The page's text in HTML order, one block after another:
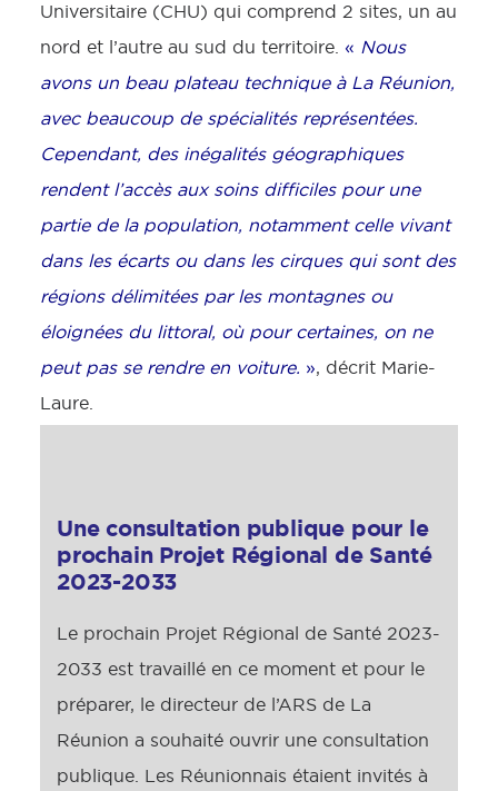
Universitaire (CHU) qui comprend 2 sites, un au
nord et l’autre au sud du territoire. « Nous
avons un beau plateau technique à La Réunion,
avec beaucoup de spécialités représentées.
Cependant, des inégalités géographiques
rendent l’accès aux soins difficiles pour une
partie de la population, notamment celle vivant
dans les écarts ou dans les cirques qui sont des
régions délimitées par les montagnes ou
éloignées du littoral, où pour certaines, on ne
peut pas se rendre en voiture. », décrit Marie-
Laure.
Une consultation publique pour le
prochain Projet Régional de Santé
2023-2033
Le prochain Projet Régional de Santé 2023-
2033 est travaillé en ce moment et pour le
préparer, le directeur de l’ARS de La
Réunion a souhaité ouvrir une consultation
publique. Les Réunionnais étaient invités à